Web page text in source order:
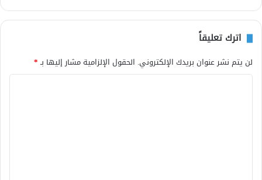
اترك تعليقاً
لن يتم نشر عنوان بريدك الإلكتروني. الحقول الإلزامية مشار إليها بـ*